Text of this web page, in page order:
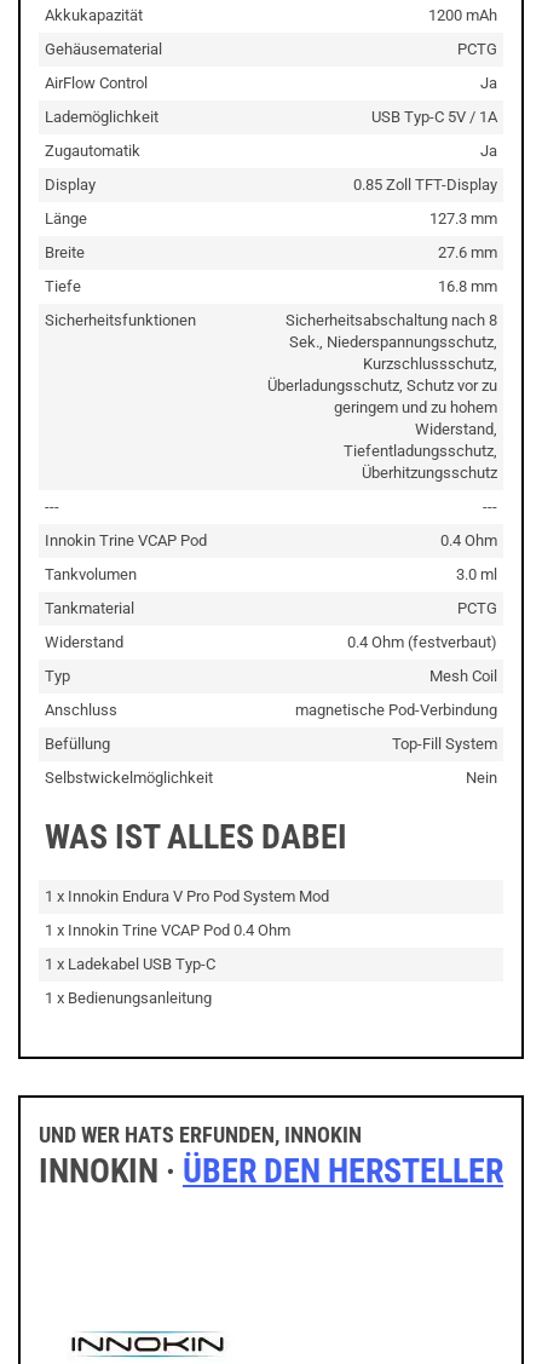
Akkukapazität
1200 mAh
Gehäusematerial
PCTG
AirFlow Control
Ja
Lademöglichkeit
USB Typ-C 5V / 1A
Zugautomatik
Ja
Display
0.85 Zoll TFT-Display
Länge
127.3 mm
Breite
27.6 mm
Tiefe
16.8 mm
Sicherheitsfunktionen
Sicherheitsabschaltung nach 8
Sek., Niederspannungsschutz,
Kurzschlussschutz,
Überladungsschutz, Schutz vor zu
geringem und zu hohem
Widerstand,
Tiefentladungsschutz,
Überhitzungsschutz
---
---
Innokin Trine VCAP Pod
0.4 Ohm
Tankvolumen
3.0 ml
Tankmaterial
PCTG
Widerstand
0.4 Ohm (festverbaut)
Typ
Mesh Coil
Anschluss
magnetische Pod-Verbindung
Befüllung
Top-Fill System
Selbstwickelmöglichkeit
Nein
WAS IST ALLES DABEI
1 x Innokin Endura V Pro Pod System Mod
1 x Innokin Trine VCAP Pod 0.4 Ohm
1 x Ladekabel USB Typ-C
1 x Bedienungsanleitung
UND WER HATS ERFUNDEN, INNOKIN
INNOKIN · ÜBER DEN HERSTELLER